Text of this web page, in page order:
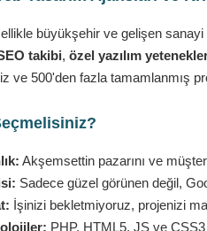
büyükşehir ve gelişen
takibi, özel yazılım
ve 500'den fazla tamamlanmış
Akşemsettin pazarını ve
Sadece güzel görünen değil,
İşinizi bekletmiyoruz, projenizi
PHP, HTML5, JS ve CSS3